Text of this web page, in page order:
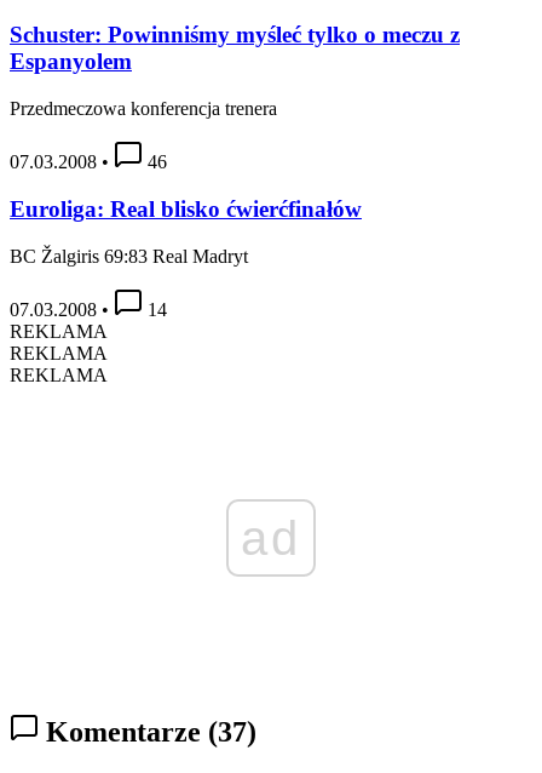
Schuster: Powinniśmy myśleć tylko o meczu z
Espanyolem
Przedmeczowa konferencja trenera
07.03.2008 • 46
Euroliga: Real blisko ćwierćfinałów
BC Žalgiris 69:83 Real Madryt
07.03.2008 •
14
REKLAMA
REKLAMA
REKLAMA
ad
Komentarze (37)